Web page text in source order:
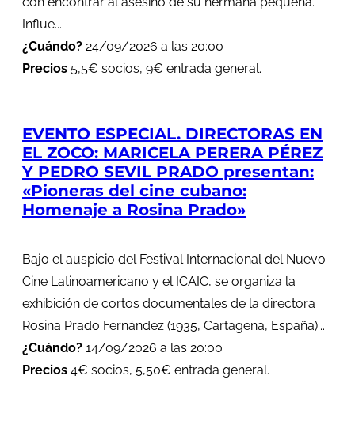
Influe...
¿Cuándo? 24/09/2026 a las 20:00
Precios 5,5€ socios, 9€ entrada general.
EVENTO ESPECIAL. DIRECTORAS EN
EL ZOCO: MARICELA PERERA PÉREZ
Y PEDRO SEVIL PRADO presentan:
«Pioneras del cine cubano:
Homenaje a Rosina Prado»
Bajo el auspicio del Festival Internacional del Nuevo
Cine Latinoamericano y el ICAIC, se organiza la
exhibición de cortos documentales de la directora
Rosina Prado Fernández (1935, Cartagena, España)...
¿Cuándo? 14/09/2026 a las 20:00
Precios 4€ socios, 5,50€ entrada general.